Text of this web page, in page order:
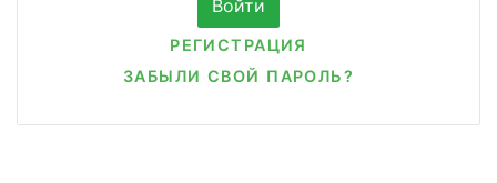
РЕГИСТРАЦИЯ
ЗАБЫЛИ СВОЙ ПАРОЛЬ?